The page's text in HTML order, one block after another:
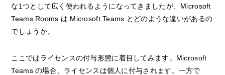
な1つとして広く使われるようになってきましたが、Microsoft
Teams Rooms は Microsoft Teams とどのような違いがあるの
でしょうか。
ここではライセンスの付与形態に着目してみます。Microsoft
Teams の場合、ライセンスは個人に付与されます。一方で